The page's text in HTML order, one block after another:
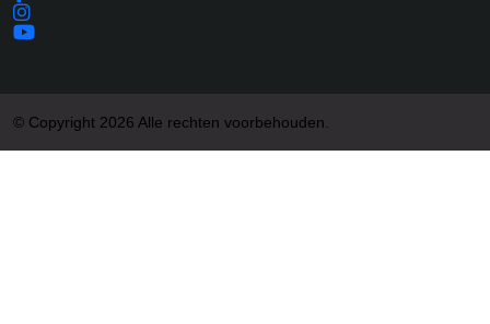
© Copyright 2026 Alle rechten voorbehouden.